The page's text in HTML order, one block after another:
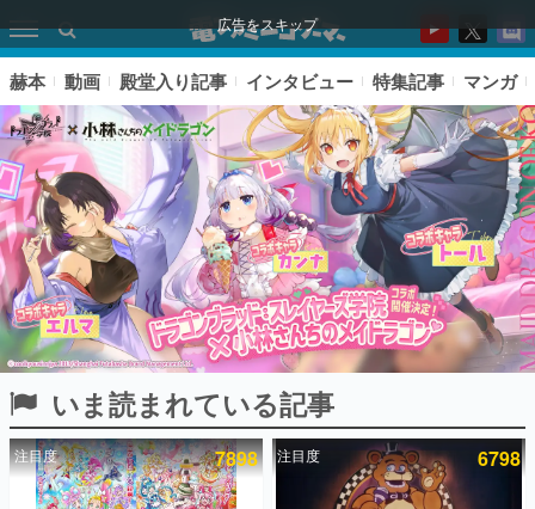
広告をスキップ
ピックアップ
電ファミのいま読まれている記事ランキング
赫本 動画 殿堂入り記事 インタビュー 特集記事 マンガ
いま読まれている記事
注目度 7898 注目度 6798